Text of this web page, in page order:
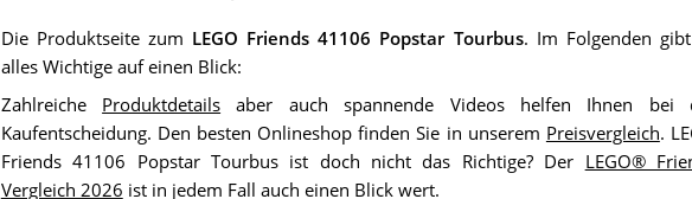
Die Produktseite zum LEGO Friends 41106 Popstar Tourbus. Im Folgenden
alles Wichtige auf einen Blick:
Zahlreiche Produktdetails aber auch spannende Videos helfen Ihnen bei
Kaufentscheidung. Den besten Onlineshop finden Sie in unserem Preisvergleich.
Friends 41106 Popstar Tourbus ist doch nicht das Richtige? Der LEGO®
Vergleich 2026 ist in jedem Fall auch einen Blick wert.